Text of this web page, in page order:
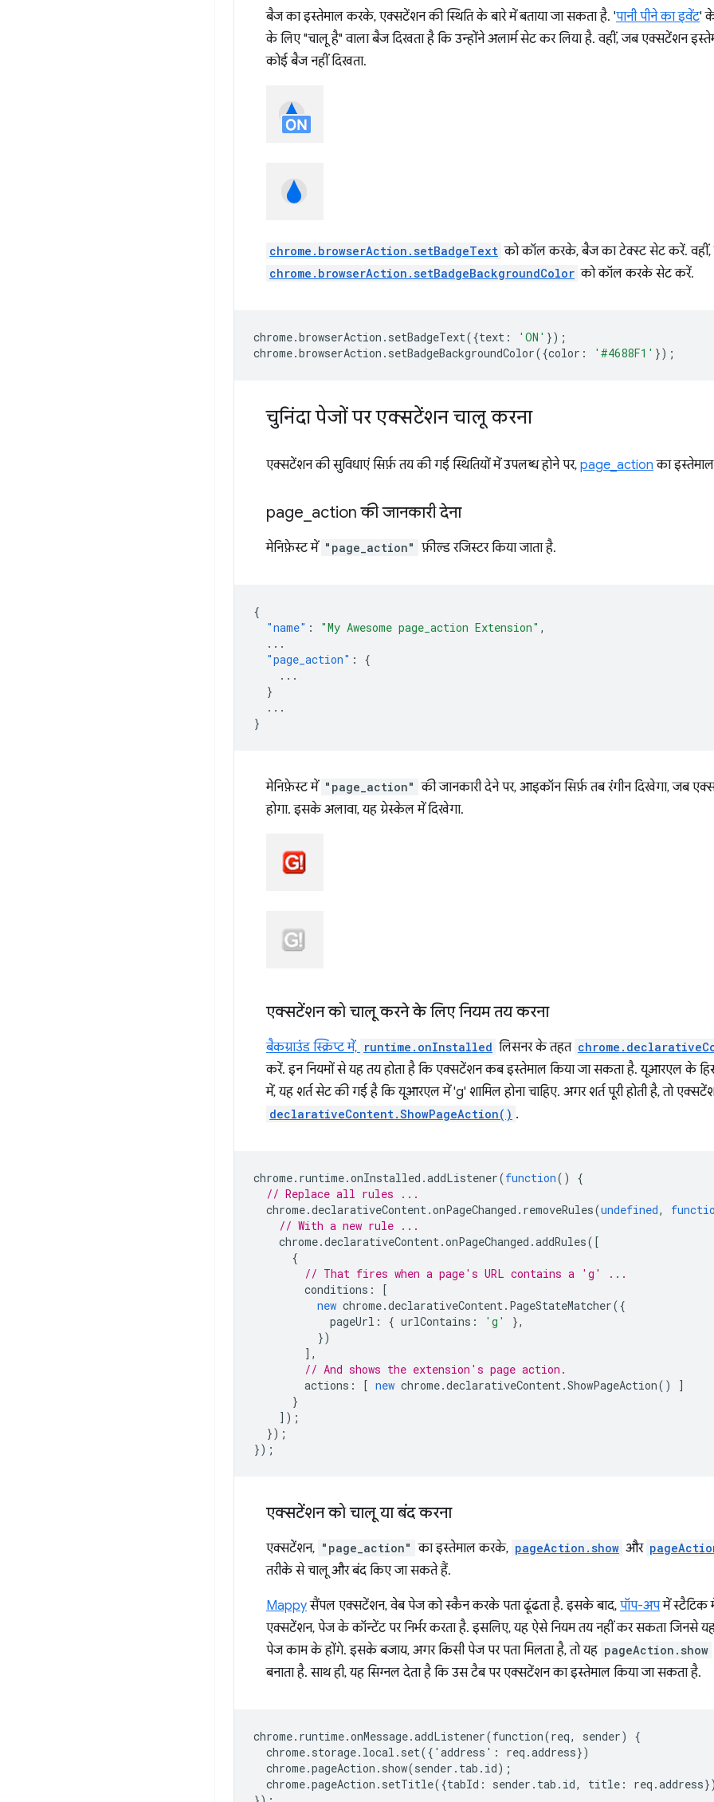
बैज का इस्तेमाल करके, एक्सटेंशन की स्थिति के बारे में बताया जा सकता है. 'पानी पीने का इवेंट'
के लिए "चालू है" वाला बैज दिखता है कि उन्होंने अलार्म सेट कर लिया है. वहीं, जब एक्सटेंशन
कोई बैज नहीं दिखता.
chrome.browserAction.setBadgeText को कॉल करके, बैज का टेक्स्ट सेट करें. वहीं,
chrome.browserAction.setBadgeBackgroundColor को कॉल करके सेट करें.
chrome.browserAction . setBadgeText({text : 'ON' });
chrome.browserAction . setBadgeBackgroundColor({color : '#4688F1' });
चुनिंदा पेजों पर एक्सटेंशन चालू करना
एक्सटेंशन की सुविधाएं सिर्फ़ तय की गई स्थितियों में उपलब्ध होने पर, page_action का
page action की जानकारी देना
मेनिफ़ेस्ट में "page_action" फ़ील्ड रजिस्टर किया जाता है.
{
"name" : "My Awesome page_action Extension" ,
...
"page_action" :
{
...
}
...
}
मेनिफ़ेस्ट में "page_action" की जानकारी देने पर, आइकॉन सिर्फ़ तब रंगीन दिखेगा, जब
होगा. इसके अलावा, यह ग्रेस्केल में दिखेगा.
एक्सटेंशन को चालू करने के लिए नियम तय करना
बैकग्राउंड स्क्रिप्ट में, runtime.onInstalled लिसनर के तहत
करें. इन नियमों से यह तय होता है कि एक्सटेंशन कब इस्तेमाल किया जा सकता है. यूआरएल के
में, यह शर्त सेट की गई है कि यूआरएल में 'g' शामिल होना चाहिए. अगर शर्त पूरी होती है, तो
declarativeContent.ShowPageAction() .
chrome. runtime.onInstalled .addListener(function()
{
// Replace all rules ...
chrome.declarativeContent.onPageChanged . removeRules(undefined,
// With a new rule ...
chrome.declarativeContent.onPageChanged .addRules([
{
// That fires when a page's URL contains a 'g' ...
conditions :
[
new chrome.declarativeContent. PageStateMatcher({
pageUrl : { urlContains : 'g'
},
})
],
// And shows the extension's page action.
actions : [ new chrome.declarativeContent.ShowPageAction()
]
}
]);
});
});
एक्सटेंशन को चालू या बंद करना
एक्सटेंशन, "page_action" का इस्तेमाल करके, pageAction.show और
तरीके से चालू और बंद किए जा सकते हैं.
Mappyसैंपल एक्सटेंशन, वेब पेज को स्कैन करके पता ढूंढता है. इसके बाद, पॉप-अपमें स्टैटिक
एक्सटेंशन, पेज के कॉन्टेंट पर निर्भर करता है. इसलिए, यह ऐसे नियम तय नहीं कर सकता जिनसे
पेज काम के होंगे. इसके बजाय, अगर किसी पेज पर पता मिलता है, तो यह pageAction.show
बनाता है. साथ ही, यह सिग्नल देता है कि उस टैब पर एक्सटेंशन का इस्तेमाल किया जा सकता है.
chrome. runtime.onMessage.addListener(function(req, sender)
{
chrome. storage. local . set({ ' address ' : req .address})
chrome.pageAction . show(sender . tab . id);
chrome.pageAction . setTitle({tabId : sender . tab . id, title : req .address